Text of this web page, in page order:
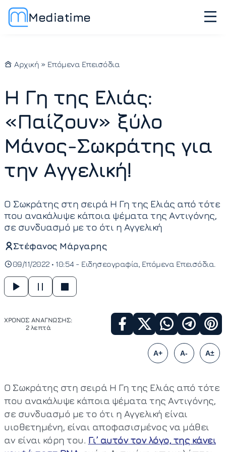
Mediatime
Αρχική » Επόμενα Επεισόδια
Η Γη της Ελιάς:
«Παίζουν» ξύλο
Μάνος-Σωκράτης για
την Αγγελική!
Ο Σωκράτης στη σειρά Η Γη της Ελιάς από τότε
που ανακάλυψε κάποια ψέματα της Αντιγόνης,
σε συνδυασμό με το ότι η Αγγελική
Στέφανος Μάργαρης
09/11/2022 • 10:54 - Ειδησεογραφία Επόμενα Επεισόδια
ΧΡΟΝΟΣ ΑΝΑΓΝΩΣΗΣ:
2 λεπτά
A+ A- A±
Ο Σωκράτης στη σειρά Η Γη της Ελιάς από τότε
που ανακάλυψε κάποια ψέματα της Αντιγόνης,
σε συνδυασμό με το ότι η Αγγελική είναι
υιοθετημένη, είναι αποφασισμένος να μάθει
αν είναι κόρη του. Γι’ αυτόν τον λόγο, της κάνει